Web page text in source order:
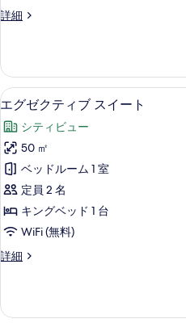
写
表
示
す
る
の
べ
て
の
写
真
を
表
示
す
る
詳細
ビ
ス
イ
ー
の
詳
細
エ
グ
ゼ
ク
テ
ィ
ブ
ス
イ
ト
5
エグゼクティブ スイート
シティビュー
50 ㎡
ベッドルーム 1 室
定員 2 名
キングベッド 1 台
WiFi (無料)
詳細
エ
テ